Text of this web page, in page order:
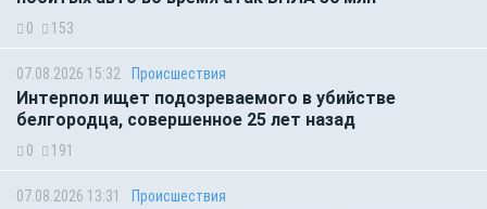
0 153
07.08.2026 15:32 Происшествия
Интерпол ищет подозреваемого в убийстве
белгородца, совершенное 25 лет назад
0 191
07.08.2026 13:31 Происшествия